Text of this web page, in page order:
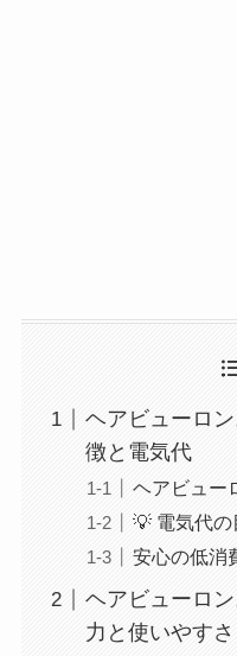
ヘアビューロ
徴と電気代
ヘアビュー
💡 電気代の
安心の低消
ヘアビューロ
力と使いやすさ